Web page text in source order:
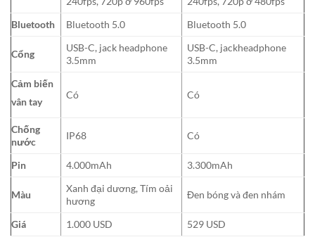
Bluetooth
Bluetooth 5.0 Bluetooth 5.0
Cổng
USB-C, jack headphone
3.5mm
USB-C, jackheadphone
3.5mm
Cảm biến
vân tay
Có Có
Chống
nước
IP68 Có
Pin 4.000mAh 3.300mAh
Màu
Xanh đại dương, Tím oải
hương
Đen bóng và đen nhám
Giá 1.000 USD 529 USD